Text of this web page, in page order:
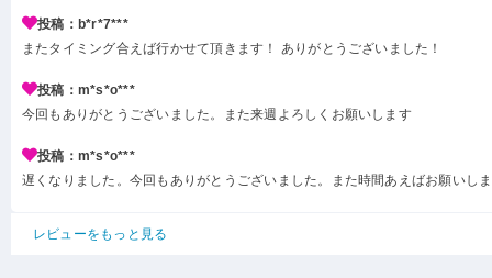
投稿：b*r*7***
またタイミング合えば行かせて頂きます！ ありがとうございました！
投稿：m*s*o***
今回もありがとうございました。また来週よろしくお願いします
投稿：m*s*o***
遅くなりました。今回もありがとうございました。また時間あえばお願いし
レビューをもっと見る